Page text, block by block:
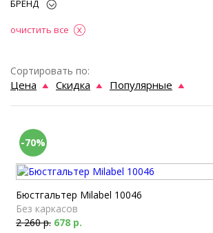
БРЕНД
очистить все
Сортировать по:
Цена Скидка Популярные
-70%
Бюстгальтер Milabel 10046
Без каркасов
2 260 р. 678 р.